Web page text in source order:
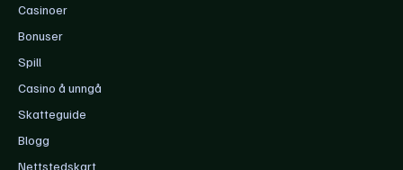
Casinoer
Bonuser
Spill
Casino å unngå
Skatteguide
Blogg
Nettstedskart